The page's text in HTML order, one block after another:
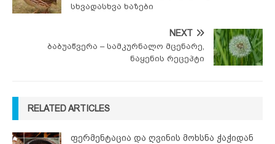
სხვადასხვა ხაზები
NEXT
ბაბუაწვერა – სამკურნალო მცენარე,
ნაყენის რეცეპტი
RELATED ARTICLES
ფერმენტაცია და ღვინის მოხსნა ჭაჭიდან